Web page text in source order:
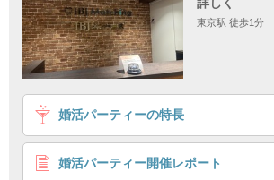
1 2 3 4
《20代の男女限定》
一途に大切にしてくれる恋人が理想♡
個室8対8 価値観が合う人がいい
東京駅 徒歩1分
婚活パーティーの特長
婚活パーティー開催レポート